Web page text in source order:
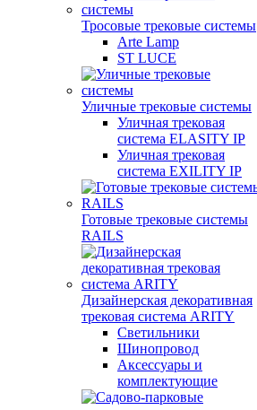
Тросовые трековые системы
Arte Lamp
ST LUCE
Уличные трековые системы
Уличная трековая
система ELASITY IP
Уличная трековая
система EXILITY IP
Готовые трековые системы
RAILS
Дизайнерская декоративная
трековая система ARITY
Светильники
Шинопровод
Аксессуары и
комплектующие